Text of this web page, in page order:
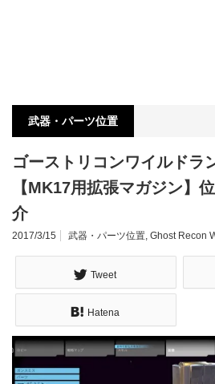
武器・パーツ位置
ゴーストリコンワイルドラ
【MK17用拡張マガジン】
介
2017/3/15 武器・パーツ位置, Ghost Recon
Tweet
Hatena